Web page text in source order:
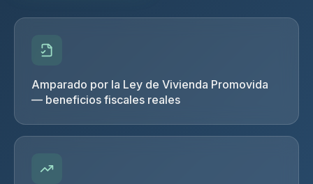
Amparado por la Ley de Vivienda Promovida
— beneficios fiscales reales